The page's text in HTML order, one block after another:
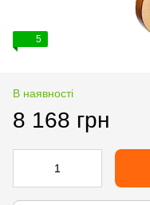
5
В наявності
8 168 грн